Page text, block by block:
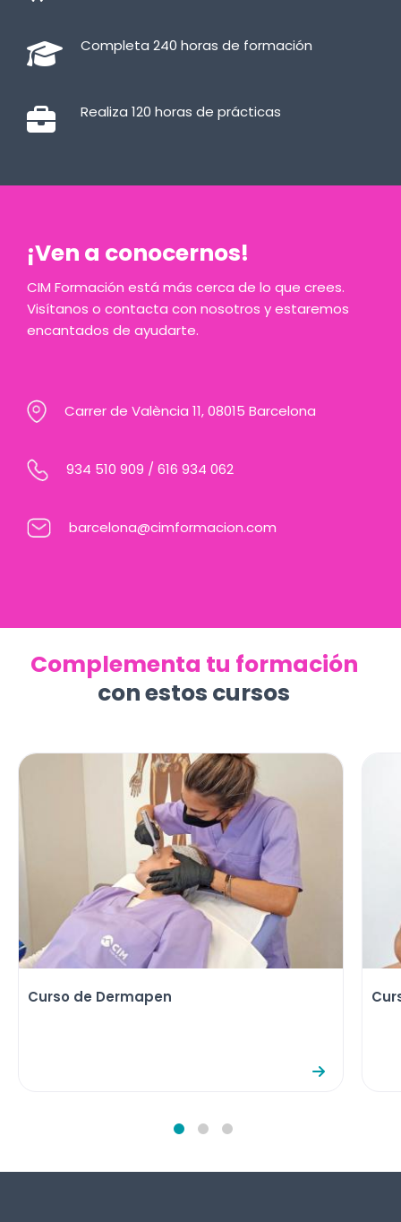
Completa 240 horas de formación
Realiza 120 horas de prácticas
¡Ven a conocernos!
CIM Formación está más cerca de lo que crees.
Visítanos o contacta con nosotros y estaremos
encantados de ayudarte.
Carrer de València 11, 08015 Barcelona
934 510 909 / 616 934 062
barcelona@cimformacion.com
Complementa tu formación
con estos cursos
Curso de Dermapen